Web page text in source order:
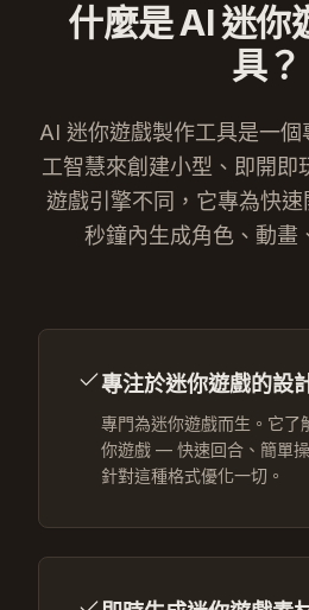
什麼是 AI 迷你
具？
AI 迷你遊戲製作工具是一
工智慧來創建小型、即開即
遊戲引擎不同，它專為快
秒鐘內生成角色、動畫
專注於迷你遊戲的設
專門為迷你遊戲而生。它了
你遊戲 — 快速回合、簡單
針對這種格式優化一切。